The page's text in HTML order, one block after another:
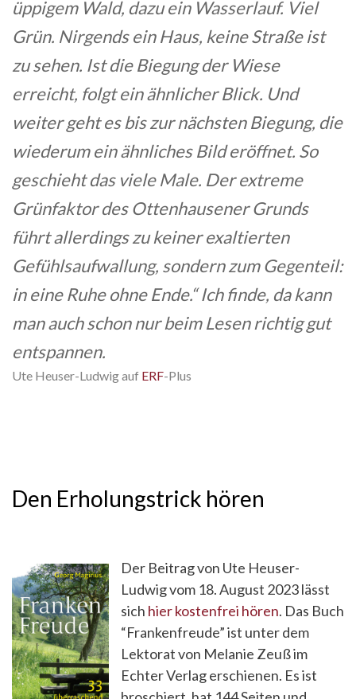
üppigem Wald, dazu ein Wasserlauf. Viel
Grün. Nirgends ein Haus, keine Straße ist
zu sehen. Ist die Biegung der Wiese
erreicht, folgt ein ähnlicher Blick. Und
weiter geht es bis zur nächsten Biegung, die
wiederum ein ähnliches Bild eröffnet. So
geschieht das viele Male. Der extreme
Grünfaktor des Ottenhausener Grunds
führt allerdings zu keiner exaltierten
Gefühlsaufwallung, sondern zum Gegenteil:
in eine Ruhe ohne Ende.“ Ich finde, da kann
man auch schon nur beim Lesen richtig gut
entspannen.
Ute Heuser-Ludwig auf ERF-Plus
Den Erholungstrick hören
Der Beitrag von Ute Heuser-
Ludwig vom 18. August 2023 lässt
sich hier kostenfrei hören. Das Buch
“Frankenfreude” ist unter dem
Lektorat von Melanie Zeuß im
Echter Verlag erschienen. Es ist